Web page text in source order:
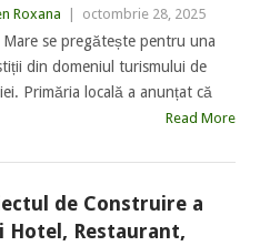
Roxana octombrie 28, 2025
se pregătește pentru una
din domeniul turismului de
Primăria locală a anunțat că
Read More
de Construire a
Hotel, Restaurant,